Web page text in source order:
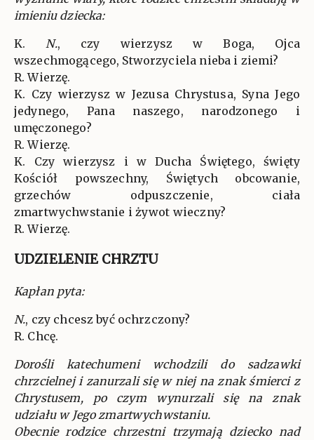
imieniu dziecka:
K. N., czy wierzysz w Boga, Ojca
wszechmogącego, Stworzyciela nieba i ziemi?
R. Wierzę.
K. Czy wierzysz w Jezusa Chrystusa, Syna Jego
jedynego, Pana naszego, narodzonego i
umęczonego?
R. Wierzę.
K. Czy wierzysz i w Ducha Świętego, święty
Kościół powszechny, Świętych obcowanie,
grzechów odpuszczenie, ciała
zmartwychwstanie i żywot wieczny?
R. Wierzę.
UDZIELENIE CHRZTU
Kapłan pyta:
N., czy chcesz być ochrzczony?
R. Chcę.
Dorośli katechumeni wchodzili do sadzawki
chrzcielnej i zanurzali się w niej na znak śmierci z
Chrystusem, po czym wynurzali się na znak
udziału w Jego zmartwychwstaniu.
Obecnie rodzice chrzestni trzymają dziecko nad